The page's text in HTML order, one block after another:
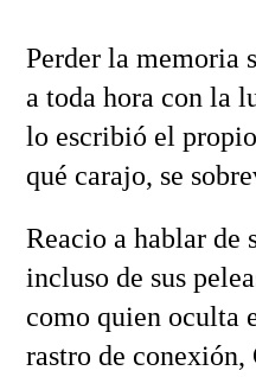
Perder la memoria
a toda hora con la
lo escribió el
qué carajo, se
Reacio a hablar de
incluso de sus
como quien oculta
rastro de conexión,